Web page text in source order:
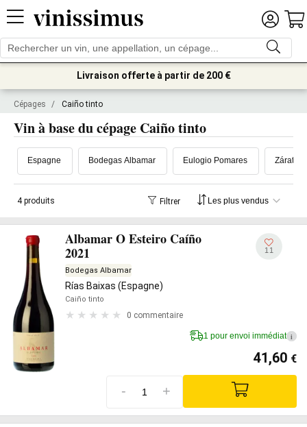
Livraison offerte à partir de 200 €
Cépages / Caiño tinto
Vin à base du cépage Caiño tinto
Espagne Bodegas Albamar Eulogio Pomares Zárate
4 produits Filtrer
Albamar O Esteiro Caíño
2021
Bodegas Albamar
Rías Baixas (Espagne)
Caiño tinto
0 commentaire
11
1 pour envoi immédiat i
41,60 €
- +